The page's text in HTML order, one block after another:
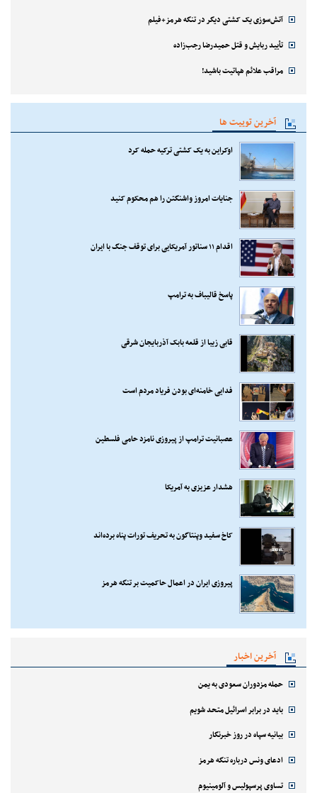
آتش‌سوزی یک کشتی دیگر در تنگه هرمز+فیلم
تأیید ربایش و قتل حمیدرضا رجب‌زاده
مراقب علائم هپاتیت باشید!
آخرین توییت ها
اوکراین به یک کشتی ترکیه حمله کرد
جنایات امروز واشنگتن را هم محکوم کنید
اقدام ۱۱ سناتور آمریکایی برای توقف جنگ با ایران
پاسخ قالیباف به ترامپ
قابی زیبا از قلعه بابک آذربایجان شرقی
فدایی خامنه‌ای بودن فریاد مردم است
عصبانیت ترامپ از پیروزی نامزد حامی فلسطین
هشدار عزیزی به آمریکا
کاخ سفید وپنتاگون به تحریف تورات پناه برده‌اند
پیروزی ایران در اعمال حاکمیت بر تنگه هرمز
آخرین اخبار
حمله مزدوران سعودی به یمن
باید در برابر اسرائیل متحد شویم
بیانیه سپاه در روز خبرنگار
ادعای ونس درباره تنگه هرمز
تساوی پرسپولیس و آلومینیوم